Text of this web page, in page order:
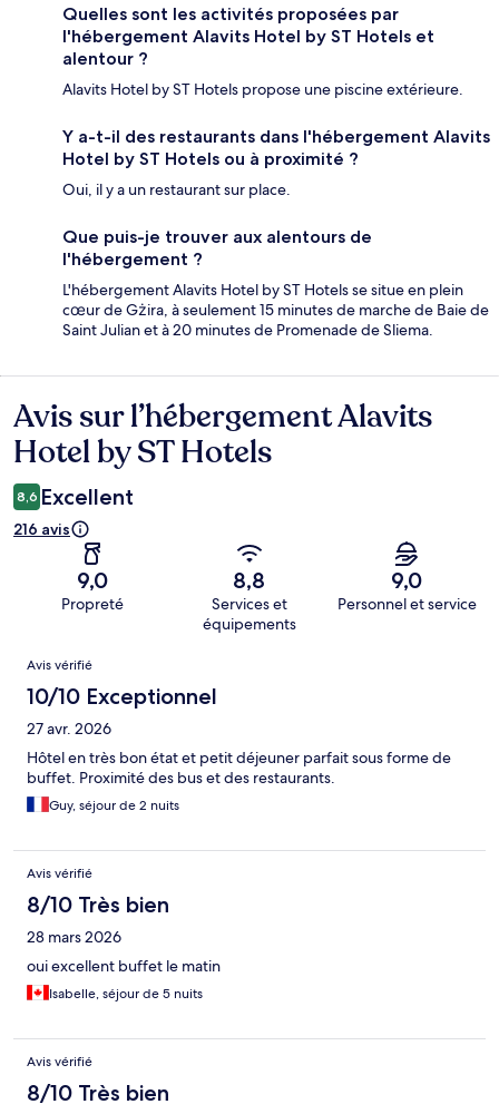
Quelles sont les activités proposées par
l'hébergement Alavits Hotel by ST Hotels et
alentour ?
Alavits Hotel by ST Hotels propose une piscine extérieure.
Y a-t-il des restaurants dans l'hébergement Alavits
Hotel by ST Hotels ou à proximité ?
Oui, il y a un restaurant sur place.
Que puis-je trouver aux alentours de
l'hébergement ?
L'hébergement Alavits Hotel by ST Hotels se situe en plein
cœur de Gżira, à seulement 15 minutes de marche de Baie de
Saint Julian et à 20 minutes de Promenade de Sliema.
Avis
Avis sur l’hébergement Alavits
Hotel by ST Hotels
8,6 Excellent
216 avis
9,0
Propreté
8,8
Services et
équipements
9,0
Personnel et service
Avis
Avis vérifié
10/10 Exceptionnel
27 avr. 2026
Hôtel en très bon état et petit déjeuner parfait sous forme de
buffet. Proximité des bus et des restaurants.
Guy, séjour de 2 nuits
Avis vérifié
8/10 Très bien
28 mars 2026
oui excellent buffet le matin
Isabelle, séjour de 5 nuits
Avis vérifié
8/10 Très bien